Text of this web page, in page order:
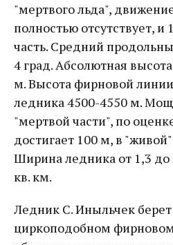
"мертвого льда",
полностью отсутствует,
часть. Средний
4 град. Абсолютная
м. Высота фирновой
ледника 4500-4550 м.
"мертвой части", по
достигает 100 м, в
Ширина ледника от 1,3
кв. км.
Ледник С. Иныльчек берет
циркоподобном